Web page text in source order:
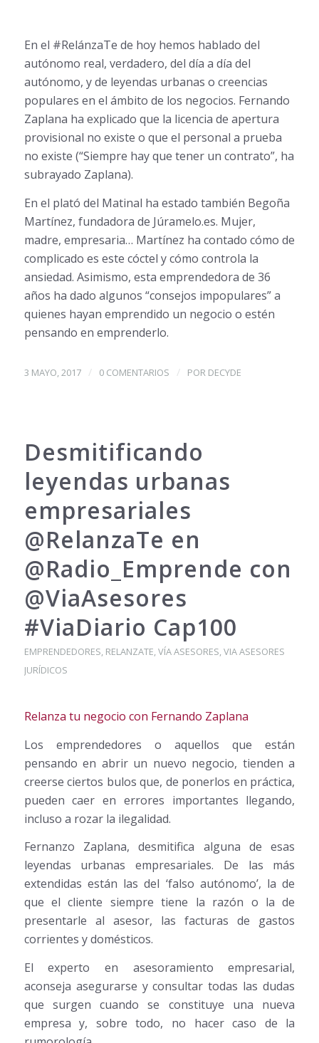
En el #RelánzaTe de hoy hemos hablado del
autónomo real, verdadero, del día a día del
autónomo, y de leyendas urbanas o creencias
populares en el ámbito de los negocios. Fernando
Zaplana ha explicado que la licencia de apertura
provisional no existe o que el personal a prueba
no existe (“Siempre hay que tener un contrato”, ha
subrayado Zaplana).
En el plató del Matinal ha estado también Begoña
Martínez, fundadora de Júramelo.es. Mujer,
madre, empresaria… Martínez ha contado cómo de
complicado es este cóctel y cómo controla la
ansiedad. Asimismo, esta emprendedora de 36
años ha dado algunos “consejos impopulares” a
quienes hayan emprendido un negocio o estén
pensando en emprenderlo.
3 MAYO, 2017 / 0 COMENTARIOS / POR DECYDE
Desmitificando
leyendas urbanas
empresariales
@RelanzaTe en
@Radio_Emprende con
@ViaAsesores
#ViaDiario Cap100
EMPRENDEDORES, RELANZATE,VÍA ASESORES,VIA ASESORES
JURÍDICOS
Relanza tu negocio con Fernando Zaplana
Los emprendedores o aquellos que están
pensando en abrir un nuevo negocio, tienden a
creerse ciertos bulos que, de ponerlos en práctica,
pueden caer en errores importantes llegando,
incluso a rozar la ilegalidad.
Fernanzo Zaplana, desmitifica alguna de esas
leyendas urbanas empresariales. De las más
extendidas están las del ‘falso autónomo’, la de
que el cliente siempre tiene la razón o la de
presentarle al asesor, las facturas de gastos
corrientes y domésticos.
El experto en asesoramiento empresarial,
aconseja asegurarse y consultar todas las dudas
que surgen cuando se constituye una nueva
empresa y, sobre todo, no hacer caso de la